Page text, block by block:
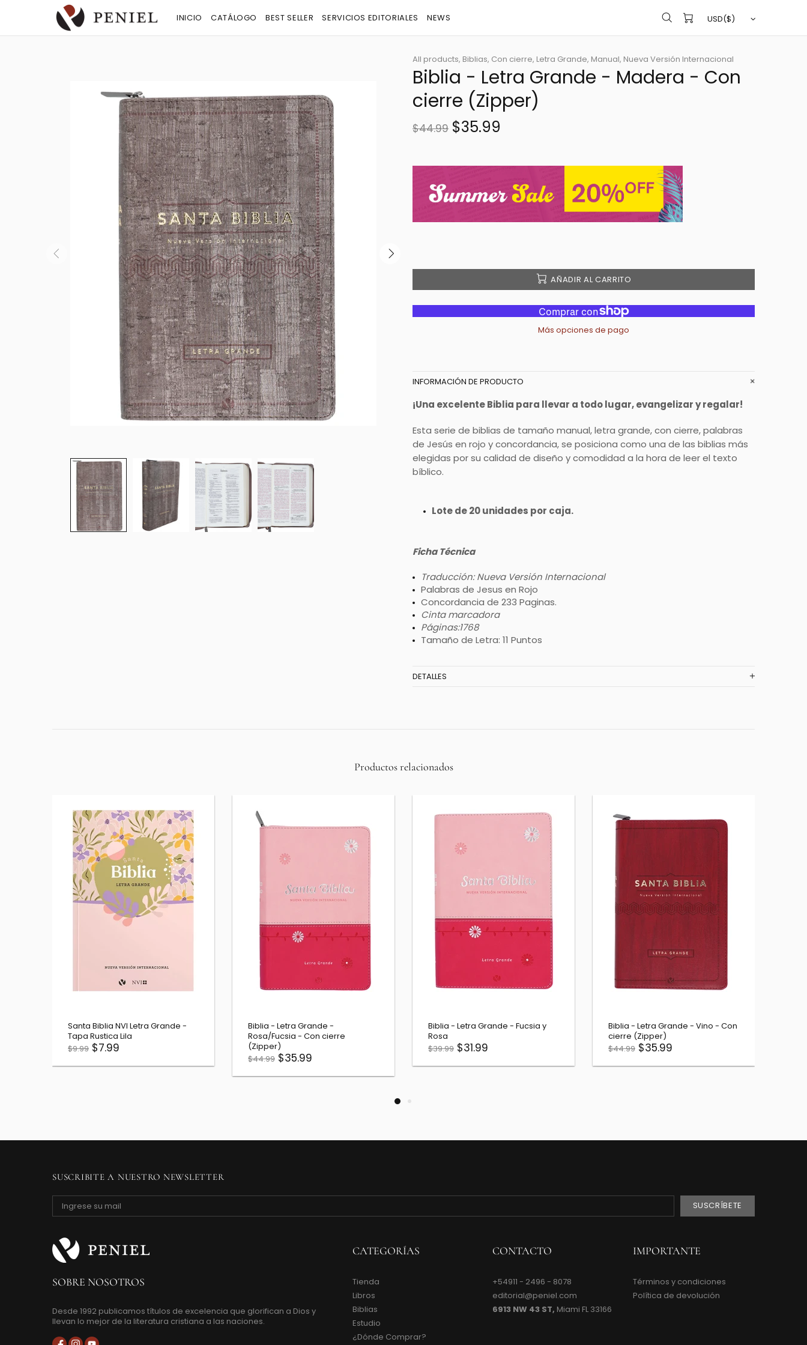
INICIO CATÁLOGO BEST SELLER SERVICIOS EDITORIALES NEWS
All products, Biblias, Con cierre, Letra Grande, Manual, Nueva Versión Internacional
Biblia - Letra Grande - Madera - Con
cierre (Zipper)
$44.99 $35.99
AÑADIR AL CARRITO
Más opciones de pago
INFORMACIÓN DE PRODUCTO
¡Una excelente Biblia para llevar a todo lugar, evangelizar y regalar!
Esta serie de biblias de tamaño manual, letra grande, con cierre, palabras
de Jesús en rojo y concordancia, se posiciona como una de las biblias más
elegidas por su calidad de diseño y comodidad a la hora de leer el texto
bíblico.
Lote de 20 unidades por caja.
Ficha Técnica
Traducción: Nueva Versión Internacional
Palabras de Jesus en Rojo
Concordancia de 233 Paginas.
Cinta marcadora
Páginas:1768
Tamaño de Letra: 11 Puntos
DETALLES
Productos relacionados
Biblia - Letra Grande - Fucsia y
Rosa
$39.99 $31.99
Biblia - Letra Grande - Vino - Con
cierre (Zipper)
$44.99
Biblia - Letra Grande - Madera
$39.99
SUSCRIBITE A NUESTRO NEWSLETTER
SOBRE NOSOTROS
Desde 1992 publicamos títulos de excelencia que glorifican a Dios y
llevan lo mejor de la literatura cristiana a las naciones.
CATEGORÍAS
Tienda
Libros
Biblias
Estudio
¿Dónde Comprar?
CONTACTO
+54911 - 2496 - 8078
editorial@peniel.com
6913 NW 43 ST, Miami FL 33166
IMPORTANTE
Términos y condiciones
Política de devolución